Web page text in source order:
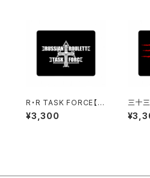
R・R TASK FORCE【マ
ウスパッド】弐
¥3,300
三十
マウス